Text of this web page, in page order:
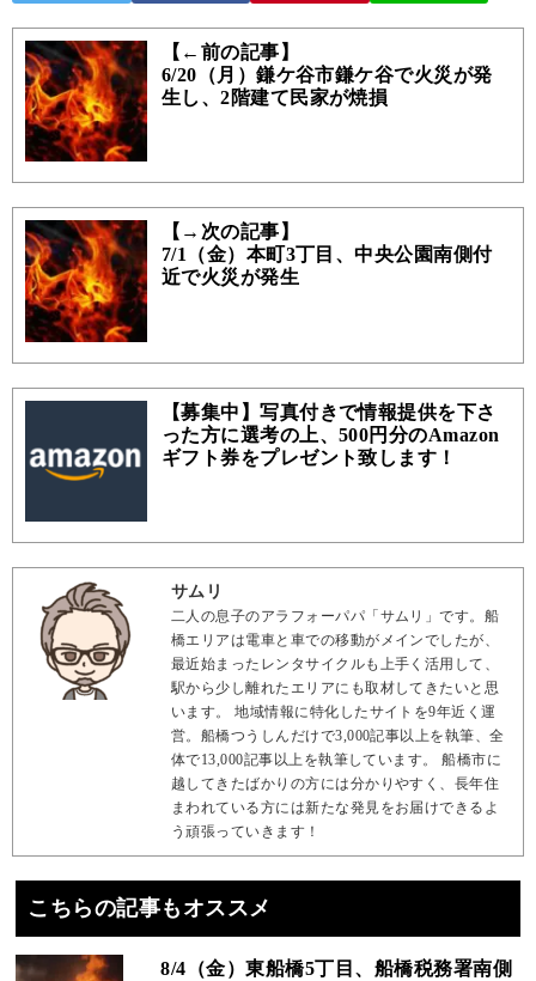
【←前の記事】
6/20（月）鎌ケ谷市鎌ケ谷で火災が発
生し、2階建て民家が焼損
【→次の記事】
7/1（金）本町3丁目、中央公園南側付
近で火災が発生
【募集中】写真付きで情報提供を下さ
った方に選考の上、500円分のAmazon
ギフト券をプレゼント致します！
サムリ
二人の息子のアラフォーパパ「サムリ」です。船
橋エリアは電車と車での移動がメインでしたが、
最近始まったレンタサイクルも上手く活用して、
駅から少し離れたエリアにも取材してきたいと思
います。 地域情報に特化したサイトを9年近く運
営。船橋つうしんだけで3,000記事以上を執筆、全
体で13,000記事以上を執筆しています。 船橋市に
越してきたばかりの方には分かりやすく、長年住
まわれている方には新たな発見をお届けできるよ
う頑張っていきます！
こちらの記事もオススメ
8/4（金）東船橋5丁目、船橋税務署南側